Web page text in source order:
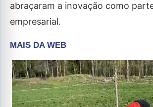
abraçaram a inovação como
empresarial.